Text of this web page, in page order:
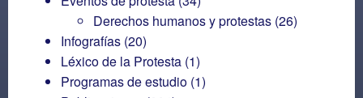
Derechos humanos y protestas (26)
Infografías (20)
Léxico de la Protesta (1)
Programas de estudio (1)